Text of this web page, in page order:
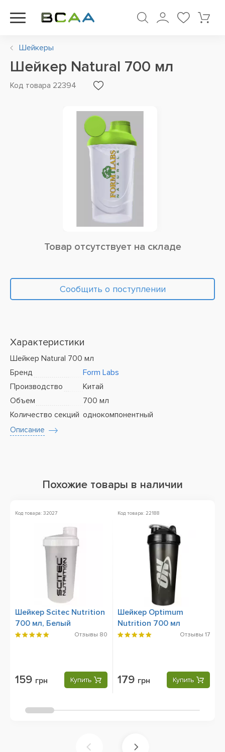
Шейкеры
Шейкер Natural 700 мл
Код товара 22394
Товар отсутствует на складе
Сообщить о поступлении
Характеристики
Шейкер Natural 700 мл
Бренд
Form Labs
Производство
Китай
Объем
700 мл
Количество секций однокомпонентный
Описание
Похожие товары в наличии
Код товара: 32027
Шейкер Scitec Nutrition
700 мл, Белый
Отзывы 80
159 грн Купить
Код товара: 22188
Шейкер Optimum
Nutrition 700 мл
Отзывы 17
179 грн Купить